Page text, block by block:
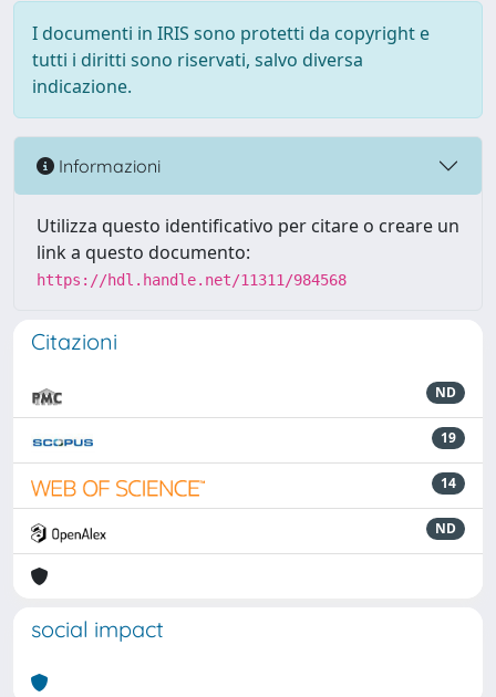
I documenti in IRIS sono protetti da copyright e
tutti i diritti sono riservati, salvo diversa
indicazione.
Informazioni
Utilizza questo identificativo per citare o creare un
link a questo documento:
https://hdl.handle.net/11311/984568
Citazioni
ND
19
14
ND
social impact